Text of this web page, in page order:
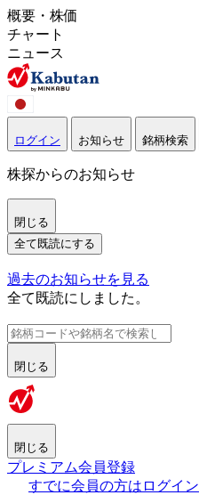
概要・株価
チャート
ニュース
ログイン お知らせ 銘柄検索
株探からのお知らせ
閉じる
全て既読にする
過去のお知らせを見る
全て既読にしました。
閉じる
閉じる
プレミアム会員登録
すでに会員の方はログイン